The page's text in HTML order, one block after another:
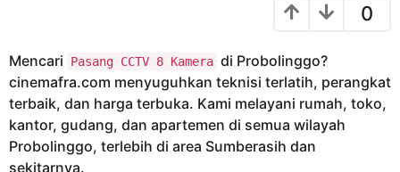
o
6
t
a
h
u
d
a
0
Mencari Pasang CCTV 8 Kamera di Probolinggo?
cinemafra.com menyuguhkan teknisi terlatih, perangkat
terbaik, dan harga terbuka. Kami melayani rumah, toko,
kantor, gudang, dan apartemen di semua wilayah
Probolinggo, terlebih di area Sumberasih dan
sekitarnya.